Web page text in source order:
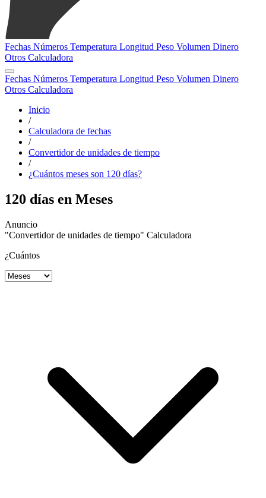
Fechas Números Temperatura Longitud Peso Volumen Dinero
Otros Calculadora
Fechas Números Temperatura Longitud Peso Volumen Dinero
Otros Calculadora
Inicio
/
Calculadora de fechas
/
Convertidor de unidades de tiempo
/
¿Cuántos meses son 120 días?
120 días en Meses
"Convertidor de unidades de tiempo" Calculadora
¿Cuántos